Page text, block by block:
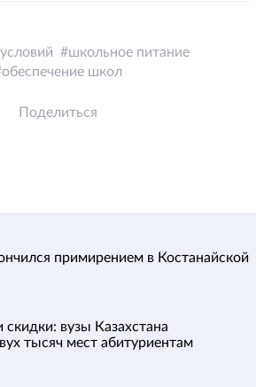
школьное питание
обеспечение школ
Поделиться
примирением в Костанайской
скидки: вузы Казахстана
тысяч мест абитуриентам